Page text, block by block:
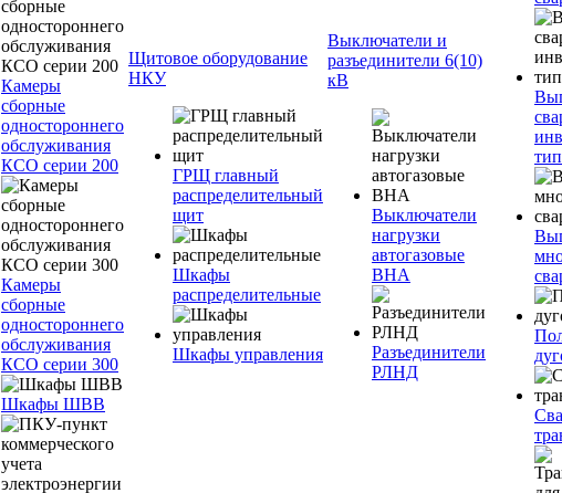
Камеры
сборные
одностороннего
обслуживания
КСО серии 200
Камеры
сборные
одностороннего
обслуживания
КСО серии 300
Шкафы ШВВ
Щитовое оборудование
НКУ
ГРЩ главный
распределительный
щит
Шкафы
распределительные
Шкафы управления
Выключатели и
разъединители 6(10)
кВ
Выключатели
нагрузки
автогазовые
ВНА
Разъединители
РЛНД